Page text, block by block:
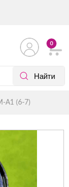
0
A1 (6-7)